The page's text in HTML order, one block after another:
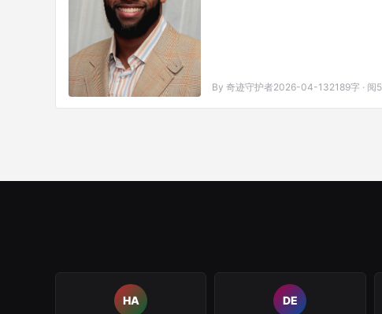
By 奇迹守护者2026-04-132189字 · 阅
HA DE